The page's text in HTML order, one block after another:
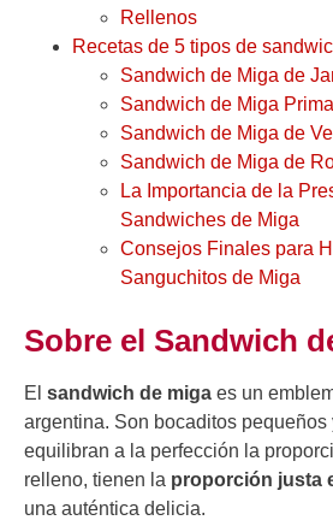
Rellenos
Recetas de 5 tipos de
Sandwich de Miga de
Sandwich de Miga
Sandwich de Miga de
Sandwich de Miga de
La Importancia de la
Sandwiches de Miga
Consejos Finales para
Sanguchitos de Miga
Sobre el Sandwich
El sandwich de miga es un
argentina. Son bocaditos pequeños
equilibran a la perfección la
relleno, tienen la proporción justa
una auténtica delicia.